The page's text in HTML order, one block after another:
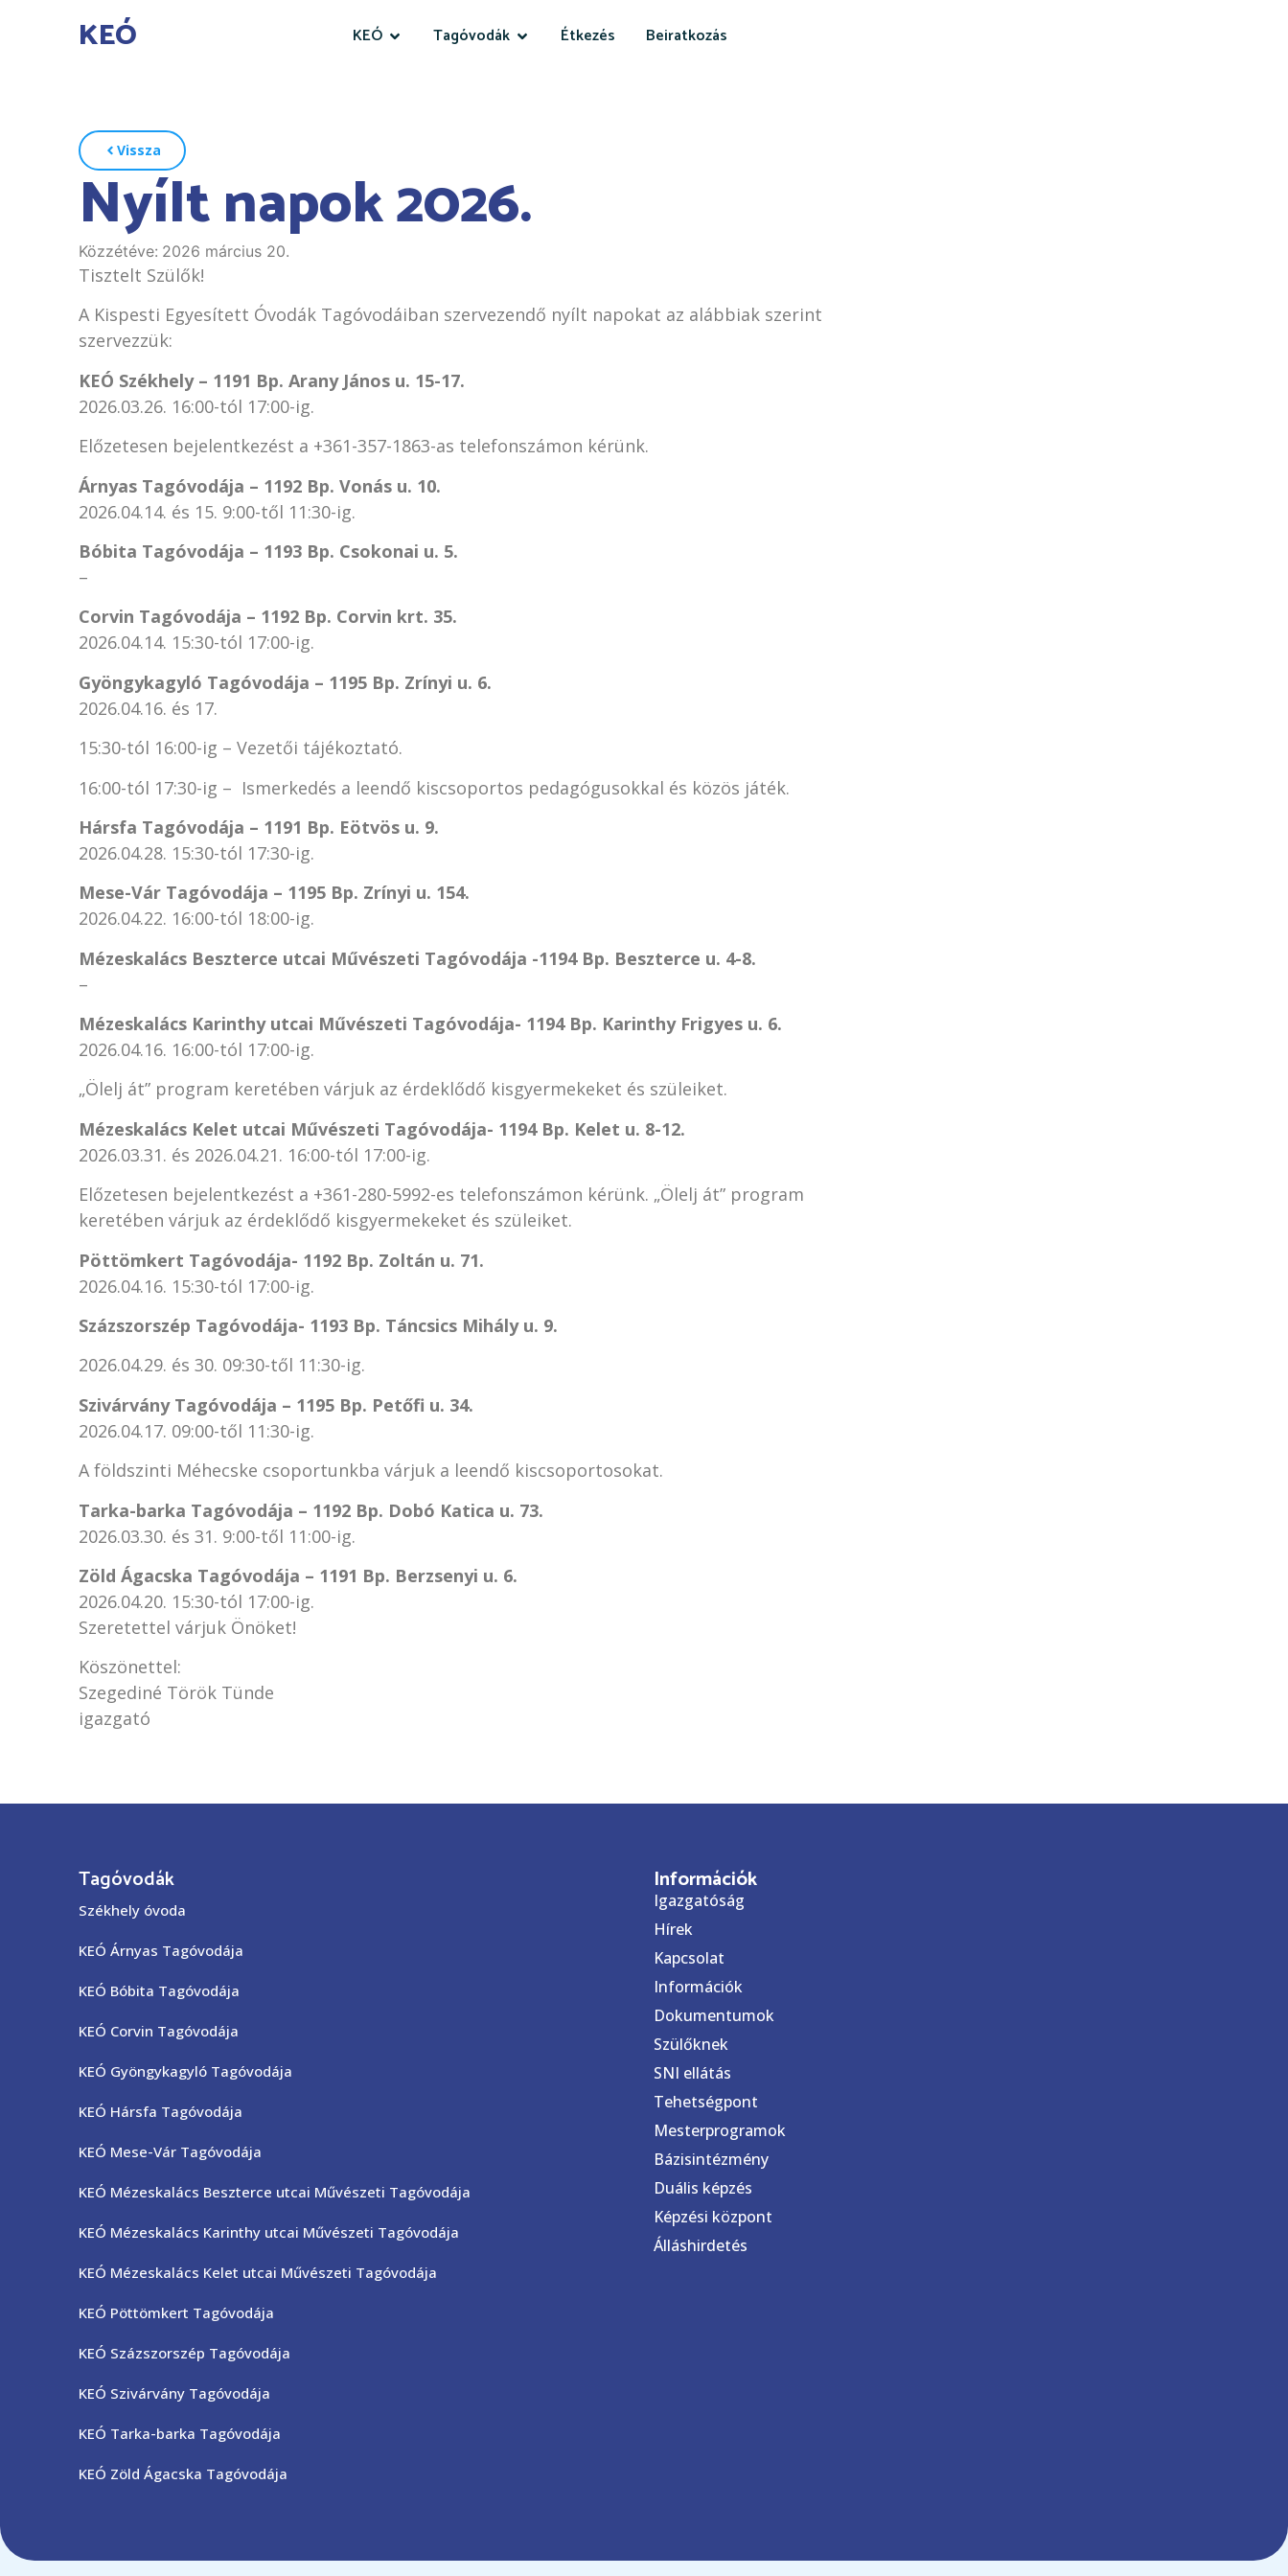
KEÓ KEÓ Tagóvodák Étkezés Beiratkozás
Vissza
Nyílt napok 2026.
Közzétéve: 2026 március 20.
Tisztelt Szülők!
A Kispesti Egyesített Óvodák Tagóvodáiban szervezendő nyílt napokat az alábbiak szerint
szervezzük:
KEÓ Székhely – 1191 Bp. Arany János u. 15-17.
2026.03.26. 16:00-tól 17:00-ig.
Előzetesen bejelentkezést a +361-357-1863-as telefonszámon kérünk.
Árnyas Tagóvodája – 1192 Bp. Vonás u. 10.
2026.04.14. és 15. 9:00-től 11:30-ig.
Bóbita Tagóvodája – 1193 Bp. Csokonai u. 5.
–
Corvin Tagóvodája – 1192 Bp. Corvin krt. 35.
2026.04.14. 15:30-tól 17:00-ig.
Gyöngykagyló Tagóvodája – 1195 Bp. Zrínyi u. 6.
2026.04.16. és 17.
15:30-tól 16:00-ig – Vezetői tájékoztató.
16:00-tól 17:30-ig – Ismerkedés a leendő kiscsoportos pedagógusokkal és közös játék.
Hársfa Tagóvodája – 1191 Bp. Eötvös u. 9.
2026.04.28. 15:30-tól 17:30-ig.
Mese-Vár Tagóvodája – 1195 Bp. Zrínyi u. 154.
2026.04.22. 16:00-tól 18:00-ig.
Mézeskalács Beszterce utcai Művészeti Tagóvodája -1194 Bp. Beszterce u. 4-8.
–
Mézeskalács Karinthy utcai Művészeti Tagóvodája- 1194 Bp. Karinthy Frigyes u. 6.
2026.04.16. 16:00-tól 17:00-ig.
„Ölelj át” program keretében várjuk az érdeklődő kisgyermekeket és szüleiket.
Mézeskalács Kelet utcai Művészeti Tagóvodája- 1194 Bp. Kelet u. 8-12.
2026.03.31. és 2026.04.21. 16:00-tól 17:00-ig.
Előzetesen bejelentkezést a +361-280-5992-es telefonszámon kérünk. „Ölelj át” program
keretében várjuk az érdeklődő kisgyermekeket és szüleiket.
Pöttömkert Tagóvodája- 1192 Bp. Zoltán u. 71.
2026.04.16. 15:30-tól 17:00-ig.
Százszorszép Tagóvodája- 1193 Bp. Táncsics Mihály u. 9.
2026.04.29. és 30. 09:30-től 11:30-ig.
Szivárvány Tagóvodája – 1195 Bp. Petőfi u. 34.
2026.04.17. 09:00-től 11:30-ig.
A földszinti Méhecske csoportunkba várjuk a leendő kiscsoportosokat.
Tarka-barka Tagóvodája – 1192 Bp. Dobó Katica u. 73.
2026.03.30. és 31. 9:00-től 11:00-ig.
Zöld Ágacska Tagóvodája – 1191 Bp. Berzsenyi u. 6.
2026.04.20. 15:30-tól 17:00-ig.
Szeretettel várjuk Önöket!
Köszönettel:
Szegediné Török Tünde
igazgató
Tagóvodák
Székhely óvoda
KEÓ Árnyas Tagóvodája
KEÓ Bóbita Tagóvodája
KEÓ Corvin Tagóvodája
KEÓ Gyöngykagyló Tagóvodája
KEÓ Hársfa Tagóvodája
KEÓ Mese-Vár Tagóvodája
KEÓ Mézeskalács Beszterce utcai Művészeti Tagóvodája
KEÓ Mézeskalács Karinthy utcai Művészeti Tagóvodája
KEÓ Mézeskalács Kelet utcai Művészeti Tagóvodája
KEÓ Pöttömkert Tagóvodája
KEÓ Százszorszép Tagóvodája
KEÓ Szivárvány Tagóvodája
KEÓ Tarka-barka Tagóvodája
KEÓ Zöld Ágacska Tagóvodája
Információk
Igazgatóság
Hírek
Kapcsolat
Információk
Dokumentumok
Szülőknek
SNI ellátás
Tehetségpont
Mesterprogramok
Bázisintézmény
Duális képzés
Képzési központ
Álláshirdetés